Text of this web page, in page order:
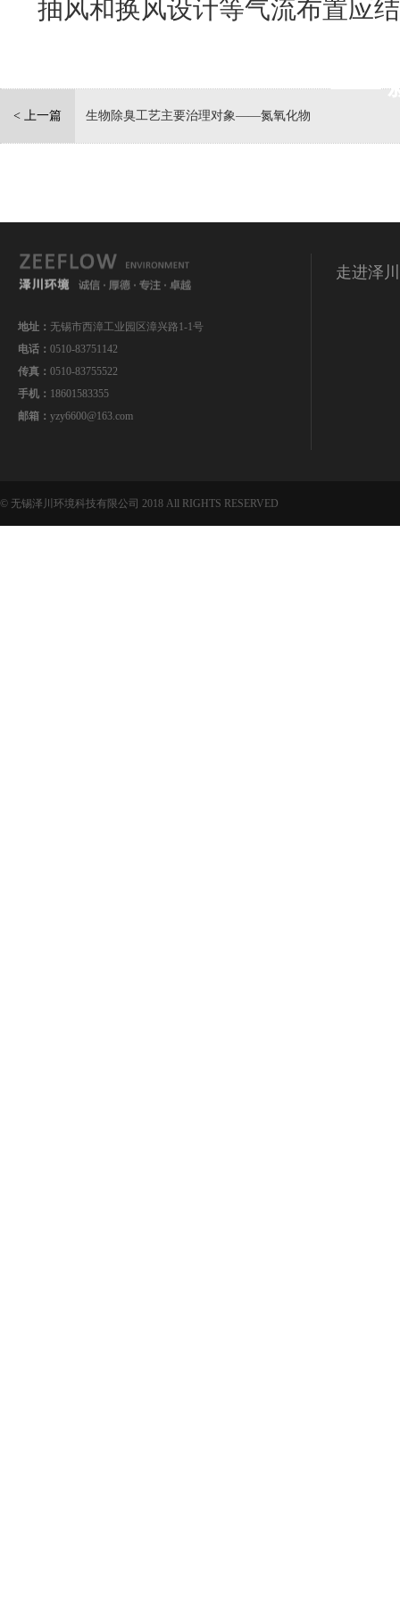
——
抽风和换风设计等气流布置应
< 上一篇 生物除臭工艺主要治理对象——氮氧化物
地址： 无锡市西漳工业园区漳兴路1-1号
电话： 0510-83751142
传真： 0510-83755522
手机： 18601583355
邮箱： yzy6600@163.com
走进泽川
© 无锡泽川环境科技有限公司 2018 All RIGHTS RESERVED